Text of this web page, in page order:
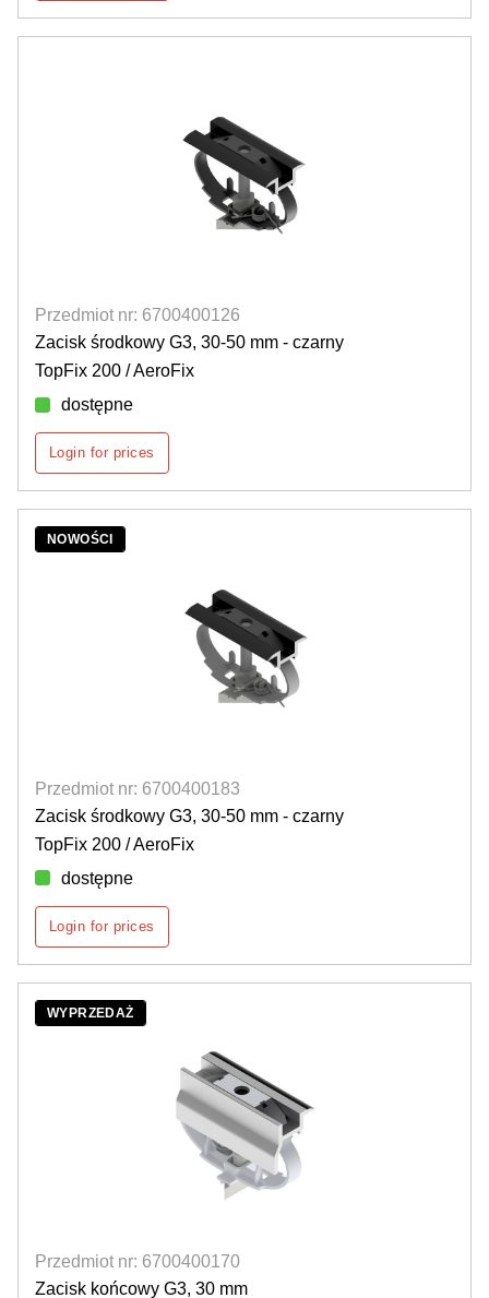
Przedmiot nr: 6700400126
Zacisk środkowy G3, 30-50 mm - czarny
TopFix 200 / AeroFix
dostępne
Login for prices
NOWOŚCI
Przedmiot nr: 6700400183
Zacisk środkowy G3, 30-50 mm - czarny
TopFix 200 / AeroFix
dostępne
Login for prices
WYPRZEDAŻ
Przedmiot nr: 6700400170
Zacisk końcowy G3, 30 mm